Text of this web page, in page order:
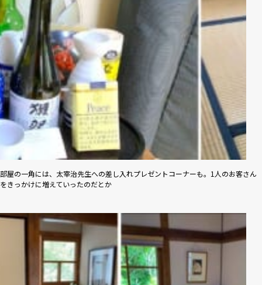
部屋の一角には、太宰治先生への差し入れプレゼントコーナーも。1人のお客さん
をきっかけに増えていったのだとか